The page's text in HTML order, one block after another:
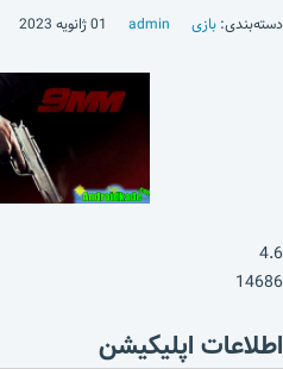
دسته‌بندی: بازی admin 01 ژانویه 2023
4.6
14686
اطلاعات اپلیکیشن